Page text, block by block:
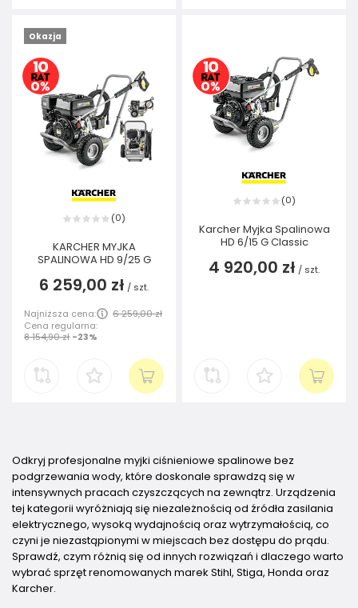
Okazja
(0)
KARCHER MYJKA
SPALINOWA HD 9/25 G
6 259,00 zł / szt.
Najniższa cena:
6 259,00 zł
Cena regularna:
8 154,90 zł -23%
(0)
Karcher Myjka Spalinowa
HD 6/15 G Classic
4 920,00 zł / szt.
Odkryj profesjonalne myjki ciśnieniowe spalinowe bez
podgrzewania wody, które doskonale sprawdzą się w
intensywnych pracach czyszczących na zewnątrz. Urządzenia
tej kategorii wyróżniają się niezależnością od źródła zasilania
elektrycznego, wysoką wydajnością oraz wytrzymałością, co
czyni je niezastąpionymi w miejscach bez dostępu do prądu.
Sprawdź, czym różnią się od innych rozwiązań i dlaczego warto
wybrać sprzęt renomowanych marek Stihl, Stiga, Honda oraz
Karcher.